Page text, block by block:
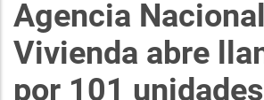
Agencia
Vivienda abre
por 101 unidades